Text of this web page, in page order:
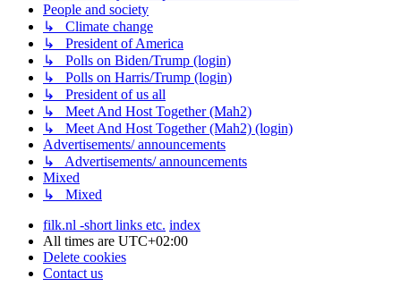
People and society
↳ Climate change
↳ President of America
↳ Polls on Biden/Trump (login)
↳ Polls on Harris/Trump (login)
↳ President of us all
↳ Meet And Host Together (Mah2)
↳ Meet And Host Together (Mah2) (login)
Advertisements/ announcements
↳ Advertisements/ announcements
Mixed
↳ Mixed
filk.nl -short links etc. index
All times are UTC+02:00
Delete cookies
Contact us